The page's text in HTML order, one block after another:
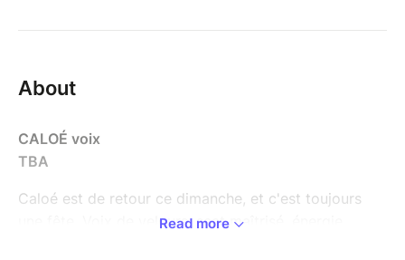
About
CALOÉ voix
TBA
Caloé est de retour ce dimanche, et c'est toujours
une fête. Voix de velours, scat maîtrisé, énergie…
Read more